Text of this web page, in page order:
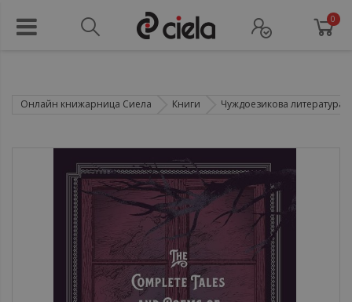
0
Онлайн книжарница Сиела Книги Чуждоезикова литература